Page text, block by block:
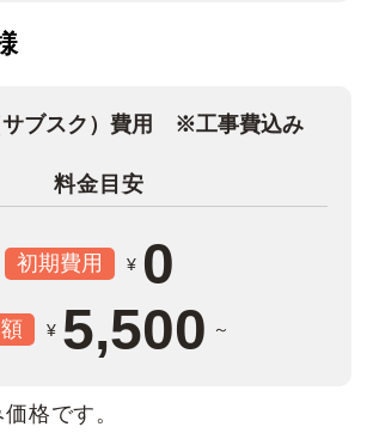
サブスク）費用 ※工事費込み
料金目安
初期費用 ¥ 0
¥ 5,500 ～
格です。